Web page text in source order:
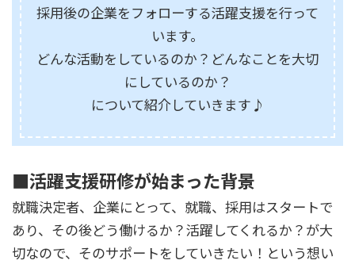
採用後の企業をフォローする活躍支援を行って
います。
どんな活動をしているのか？どんなことを大切
にしているのか？
について紹介していきます♪
■活躍支援研修が始まった背景
就職決定者、企業にとって、就職、採用はスタートで
あり、その後どう働けるか？活躍してくれるか？が大
切なので、そのサポートをしていきたい！という想い